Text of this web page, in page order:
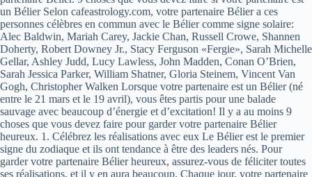
un Bélier Selon cafeastrology.com, votre partenaire Bélier a ces
personnes célèbres en commun avec le Bélier comme signe solaire:
Alec Baldwin, Mariah Carey, Jackie Chan, Russell Crowe, Shannen
Doherty, Robert Downey Jr., Stacy Ferguson «Fergie», Sarah Michelle
Gellar, Ashley Judd, Lucy Lawless, John Madden, Conan O’Brien,
Sarah Jessica Parker, William Shatner, Gloria Steinem, Vincent Van
Gogh, Christopher Walken Lorsque votre partenaire est un Bélier (né
entre le 21 mars et le 19 avril), vous êtes partis pour une balade
sauvage avec beaucoup d’énergie et d’excitation! Il y a au moins 9
choses que vous devez faire pour garder votre partenaire Bélier
heureux. 1. Célébrez les réalisations avec eux Le Bélier est le premier
signe du zodiaque et ils ont tendance à être des leaders nés. Pour
garder votre partenaire Bélier heureux, assurez-vous de féliciter toutes
ses réalisations, et il y en aura beaucoup. Chaque jour, votre partenaire